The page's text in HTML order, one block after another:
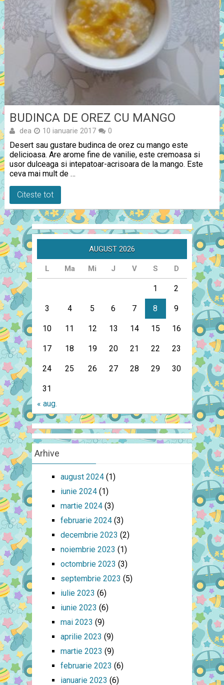
BUDINCA DE OREZ CU MANGO
dea 10 ianuarie 2017 0
Desert sau gustare budinca de orez cu mango este
delicioasa. Are arome fine de vanilie, este cremoasa si
usor dulceaga si intepatoar-acrisoara de la mango. Este
ceva mai mult de …
Citeste tot
AUGUST 2026
L Ma Mi J V S D
1 2
3 4 5 6 7 8 9
10 11 12 13 14 15 16
17 18 19 20 21 22 23
24 25 26 27 28 29 30
31
« aug.
Arhive
august 2024(1)
iunie 2024(1)
martie 2024(3)
februarie 2024(3)
decembrie 2023 (2)
noiembrie 2023 (1)
octombrie 2023 (3)
septembrie 2023 (5)
iulie 2023 (6)
iunie 2023 (6)
mai 2023 (9)
aprilie 2023 (9)
martie 2023 (9)
februarie 2023 (6)
ianuarie 2023 (6)